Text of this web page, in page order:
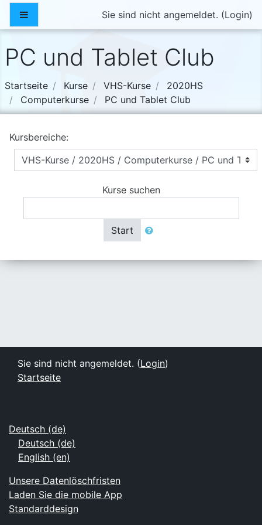
Zum Hauptinhalt
Website-ÜbersichtSie sind nicht angemeldet. (Login)
PC und Tablet Club
Startseite Kurse VHS-Kurse
2020HS
Computerkurse
PC und Tablet Club
Kursbereiche:
Kurse suchen
Start
Sie sind nicht angemeldet. (Login)
Startseite
Deutsch ‎(de)‎
Deutsch ‎(de)‎
English ‎(en)‎
Unsere Datenlöschfristen
Laden Sie die mobile App
Standarddesign